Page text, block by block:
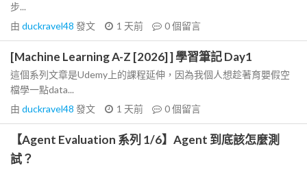
步...
由 duckravel48 發文 1 天前 0個留言
[Machine Learning A-Z [2026] ] 學習筆記 Day1
這個系列文章是Udemy上的課程延伸，因為我個人想趁著育嬰假空
檔學一點data...
由 duckravel48 發文 1 天前 0個留言
【Agent Evaluation 系列 1/6】Agent 到底該怎麼測
試？